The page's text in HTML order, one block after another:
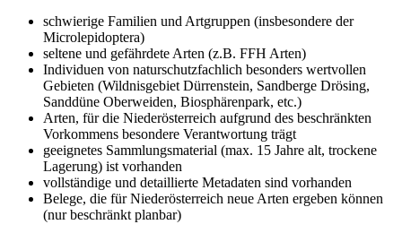
schwierige Familien und Artgruppen (insbesondere der
Microlepidoptera)
seltene und gefährdete Arten (z.B. FFH Arten)
Individuen von naturschutzfachlich besonders wertvollen
Gebieten (Wildnisgebiet Dürrenstein, Sandberge Drösing,
Sanddüne Oberweiden, Biosphärenpark, etc.)
Arten, für die Niederösterreich aufgrund des beschränkten
Vorkommens besondere Verantwortung trägt
geeignetes Sammlungsmaterial (max. 15 Jahre alt, trockene
Lagerung) ist vorhanden
vollständige und detaillierte Metadaten sind vorhanden
Belege, die für Niederösterreich neue Arten ergeben können
(nur beschränkt planbar)